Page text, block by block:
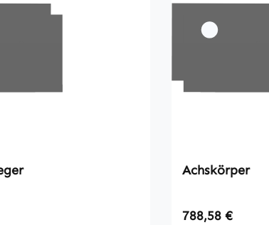
Achskörper
Regulärer Preis:
788,58 €